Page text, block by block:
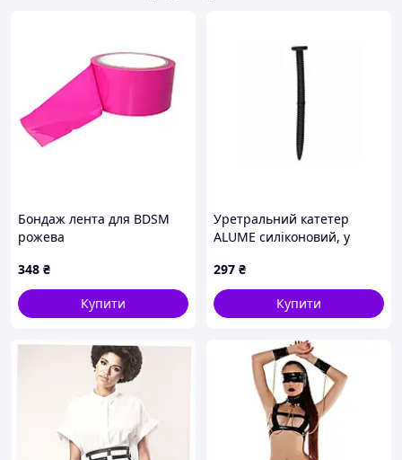
Бондаж лента для BDSM
рожева
348 ₴
Купити
Уретральний катетер
ALUME силіконовий, у
152 х 5 мм
297 ₴
Купити